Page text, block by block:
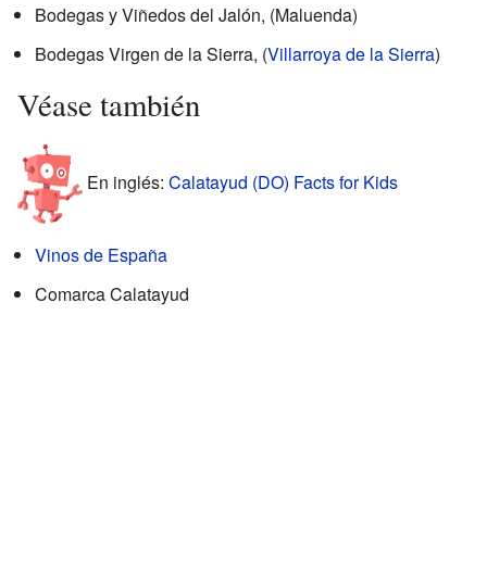
Bodegas y Viñedos del Jalón, (Maluenda)
Bodegas Virgen de la Sierra, (Villarroya de la Sierra)
Véase también
En inglés: Calatayud (DO) Facts for Kids
Vinos de España
Comarca Calatayud